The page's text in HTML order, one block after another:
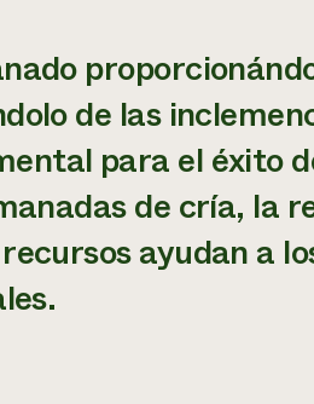
de las
para el éxito
de cría, la
ayudan a